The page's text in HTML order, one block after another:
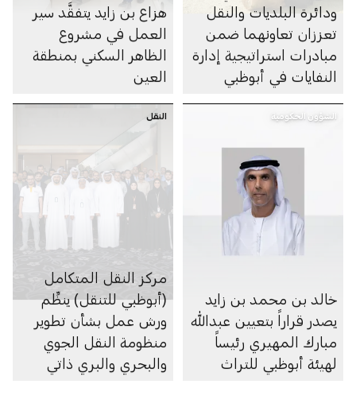
ودائرة البلديات والنقل
تعززان تعاونهما ضمن
مبادرات استراتيجية إدارة
النفايات في أبوظبي
هزاع بن زايد يتفقَّد سير
العمل في مشروع
الظاهر السكني بمنطقة
العين
الشؤون الحكومية
خالد بن محمد بن زايد
يصدر قراراً بتعيين عبدالله
مبارك المهيري رئيساً
لهيئة أبوظبي للتراث
النقل
مركز النقل المتكامل
(أبوظبي للتنقل) ينظِّم
ورش عمل بشأن تطوير
منظومة النقل الجوي
والبحري والبري ذاتي